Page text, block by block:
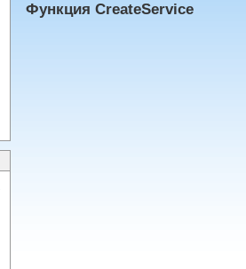
Функция CreateService